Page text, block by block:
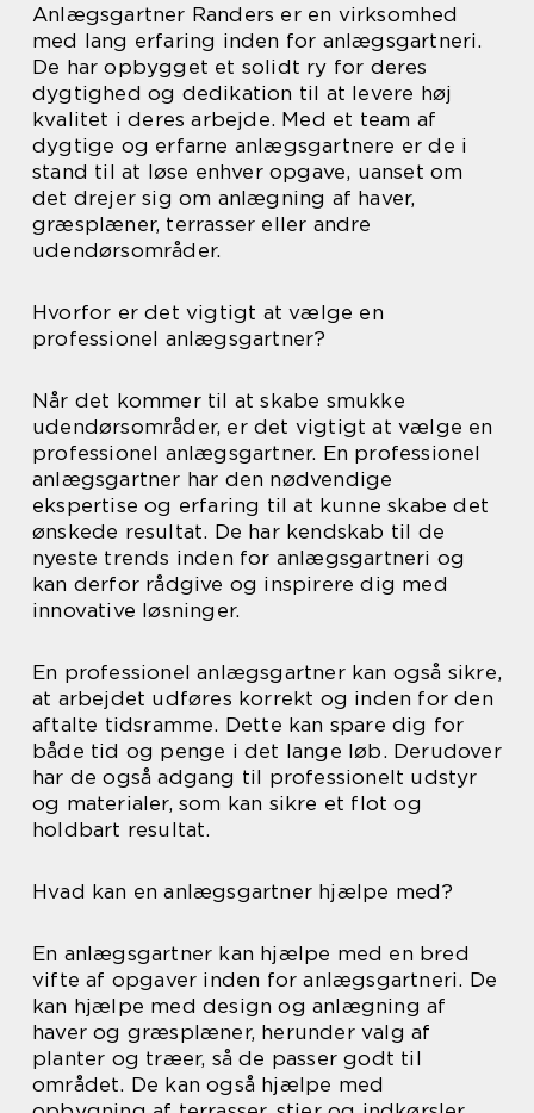
Anlægsgartner Randers er en virksomhed
med lang erfaring inden for anlægsgartneri.
De har opbygget et solidt ry for deres
dygtighed og dedikation til at levere høj
kvalitet i deres arbejde. Med et team af
dygtige og erfarne anlægsgartnere er de i
stand til at løse enhver opgave, uanset om
det drejer sig om anlægning af haver,
græsplæner, terrasser eller andre
udendørsområder.
Hvorfor er det vigtigt at vælge en
professionel anlægsgartner?
Når det kommer til at skabe smukke
udendørsområder, er det vigtigt at vælge en
professionel anlægsgartner. En professionel
anlægsgartner har den nødvendige
ekspertise og erfaring til at kunne skabe det
ønskede resultat. De har kendskab til de
nyeste trends inden for anlægsgartneri og
kan derfor rådgive og inspirere dig med
innovative løsninger.
En professionel anlægsgartner kan også sikre,
at arbejdet udføres korrekt og inden for den
aftalte tidsramme. Dette kan spare dig for
både tid og penge i det lange løb. Derudover
har de også adgang til professionelt udstyr
og materialer, som kan sikre et flot og
holdbart resultat.
Hvad kan en anlægsgartner hjælpe med?
En anlægsgartner kan hjælpe med en bred
vifte af opgaver inden for anlægsgartneri. De
kan hjælpe med design og anlægning af
haver og græsplæner, herunder valg af
planter og træer, så de passer godt til
området. De kan også hjælpe med